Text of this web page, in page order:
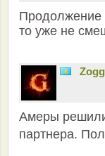
Продолжение
то уже не
Амеры
партнера.